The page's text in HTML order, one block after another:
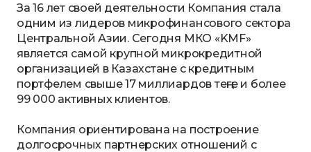
За 16 лет своей деятельности Компания стала
одним из лидеров микрофинансового сектора
Центральной Азии. Сегодня МКО «KMF»
является самой крупной микрокредитной
организацией в Казахстане с кредитным
портфелем свыше 17 миллиардов теңге и более
99 000 активных клиентов.
Компания ориентирована на построение
долгосрочных партнерских отношений с